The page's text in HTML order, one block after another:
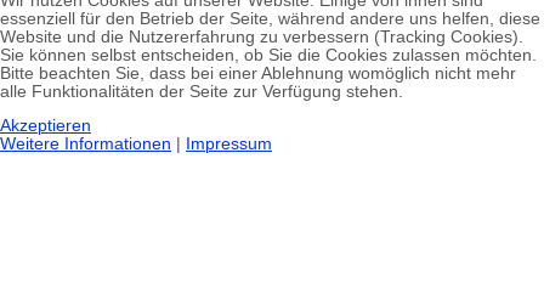
essenziell für den Betrieb der Seite, während andere uns helfen, diese
Website und die Nutzererfahrung zu verbessern (Tracking Cookies).
Sie können selbst entscheiden, ob Sie die Cookies zulassen möchten.
Bitte beachten Sie, dass bei einer Ablehnung womöglich nicht mehr
alle Funktionalitäten der Seite zur Verfügung stehen.
Akzeptieren
Weitere Informationen
Impressum